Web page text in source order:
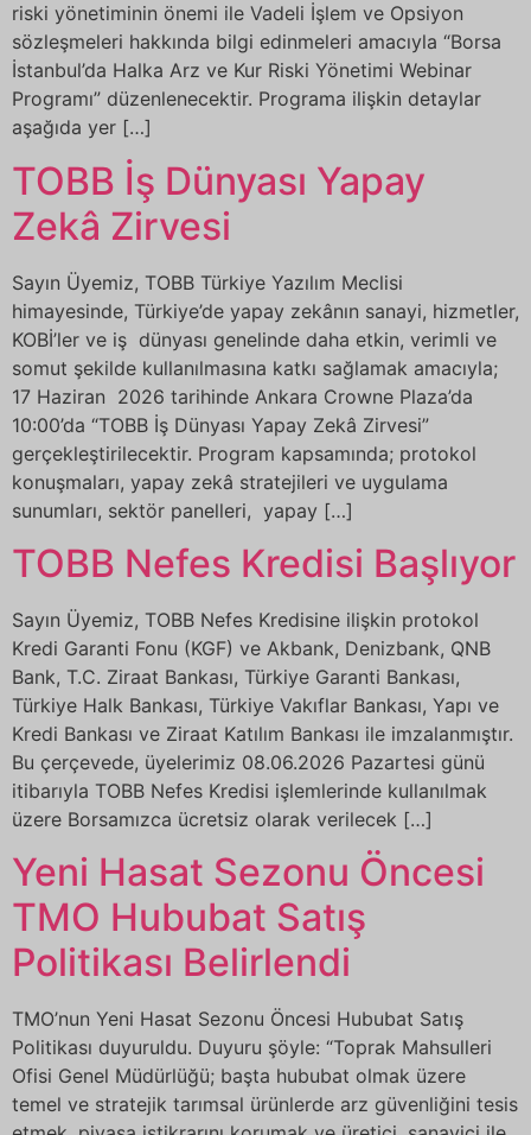
riski yönetiminin önemi ile Vadeli İşlem ve Opsiyon
sözleşmeleri hakkında bilgi edinmeleri amacıyla “Borsa
İstanbul’da Halka Arz ve Kur Riski Yönetimi Webinar
Programı” düzenlenecektir. Programa ilişkin detaylar
aşağıda yer […]
TOBB İş Dünyası Yapay
Zekâ Zirvesi
Sayın Üyemiz, TOBB Türkiye Yazılım Meclisi
himayesinde, Türkiye’de yapay zekânın sanayi, hizmetler,
KOBİ’ler ve iş dünyası genelinde daha etkin, verimli ve
somut şekilde kullanılmasına katkı sağlamak amacıyla;
17 Haziran 2026 tarihinde Ankara Crowne Plaza’da
10:00’da “TOBB İş Dünyası Yapay Zekâ Zirvesi”
gerçekleştirilecektir. Program kapsamında; protokol
konuşmaları, yapay zekâ stratejileri ve uygulama
sunumları, sektör panelleri, yapay […]
TOBB Nefes Kredisi Başlıyor
Sayın Üyemiz, TOBB Nefes Kredisine ilişkin protokol
Kredi Garanti Fonu (KGF) ve Akbank, Denizbank, QNB
Bank, T.C. Ziraat Bankası, Türkiye Garanti Bankası,
Türkiye Halk Bankası, Türkiye Vakıflar Bankası, Yapı ve
Kredi Bankası ve Ziraat Katılım Bankası ile imzalanmıştır.
Bu çerçevede, üyelerimiz 08.06.2026 Pazartesi günü
itibarıyla TOBB Nefes Kredisi işlemlerinde kullanılmak
üzere Borsamızca ücretsiz olarak verilecek […]
Yeni Hasat Sezonu Öncesi
TMO Hububat Satış
Politikası Belirlendi
TMO’nun Yeni Hasat Sezonu Öncesi Hububat Satış
Politikası duyuruldu. Duyuru şöyle: “Toprak Mahsulleri
Ofisi Genel Müdürlüğü; başta hububat olmak üzere
temel ve stratejik tarımsal ürünlerde arz güvenliğini tesis